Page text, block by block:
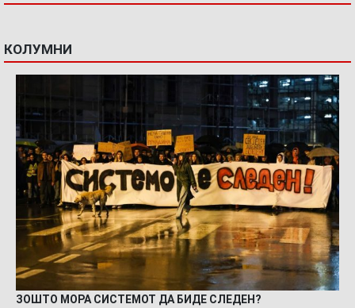
КОЛУМНИ
ЗОШТО МОРА СИСТЕМОТ ДА БИДЕ СЛЕДЕН?